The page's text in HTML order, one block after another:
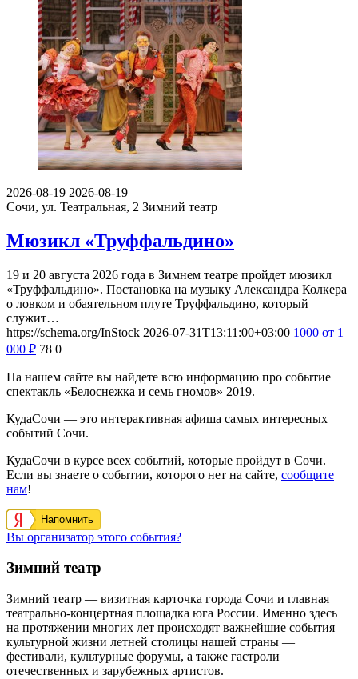
2026-08-19 2026-08-19
Сочи, ул. Театральная, 2 Зимний театр
Мюзикл «Труффальдино»
19 и 20 августа 2026 года в Зимнем театре пройдет мюзикл
«Труффальдино». Постановка на музыку Александра Колкера
о ловком и обаятельном плуте Труффальдино, который
служит…
https://schema.org/InStock 2026-07-31T13:11:00+03:00 1000 от 1
000 ₽ 78 0
На нашем сайте вы найдете всю информацию про событие
спектакль «Белоснежка и семь гномов» 2019.
КудаСочи — это интерактивная афиша самых интересных
событий Сочи.
КудаСочи в курсе всех событий, которые пройдут в Сочи.
Если вы знаете о событии, которого нет на сайте, сообщите
нам!
Напомнить
Вы организатор этого события?
Зимний театр
Зимний театр — визитная карточка города Сочи и главная
театрально-концертная площадка юга России. Именно здесь
на протяжении многих лет происходят важнейшие события
культурной жизни летней столицы нашей страны —
фестивали, культурные форумы, а также гастроли
отечественных и зарубежных артистов.